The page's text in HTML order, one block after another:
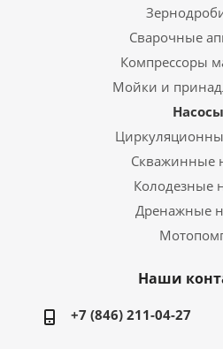
Сварочные
Компрессоры
Мойки и
Насосы
Скважинные
Колодезные
Дренажные
Наши
+7 (846) 211-04-27